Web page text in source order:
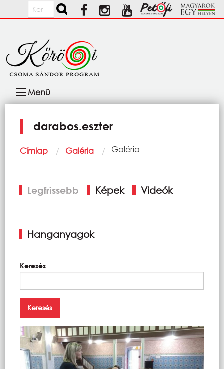
Ugrás a tartalomra
Keresés
navigáció
Menü
darabos.eszter
Morzsa
Címlap Galéria Current:
Galéria
fülek
Legfrissebb Képek Videók
Hanganyagok
Keresés